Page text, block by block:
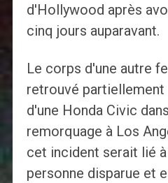
d'Hollywood après
cinq jours auparavant.
Le corps d'une autre
retrouvé partiellement
d'une Honda Civic
remorquage à Los
cet incident serait lié
personne disparue et